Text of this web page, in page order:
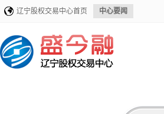
辽宁股权交易中心首页 中心要闻